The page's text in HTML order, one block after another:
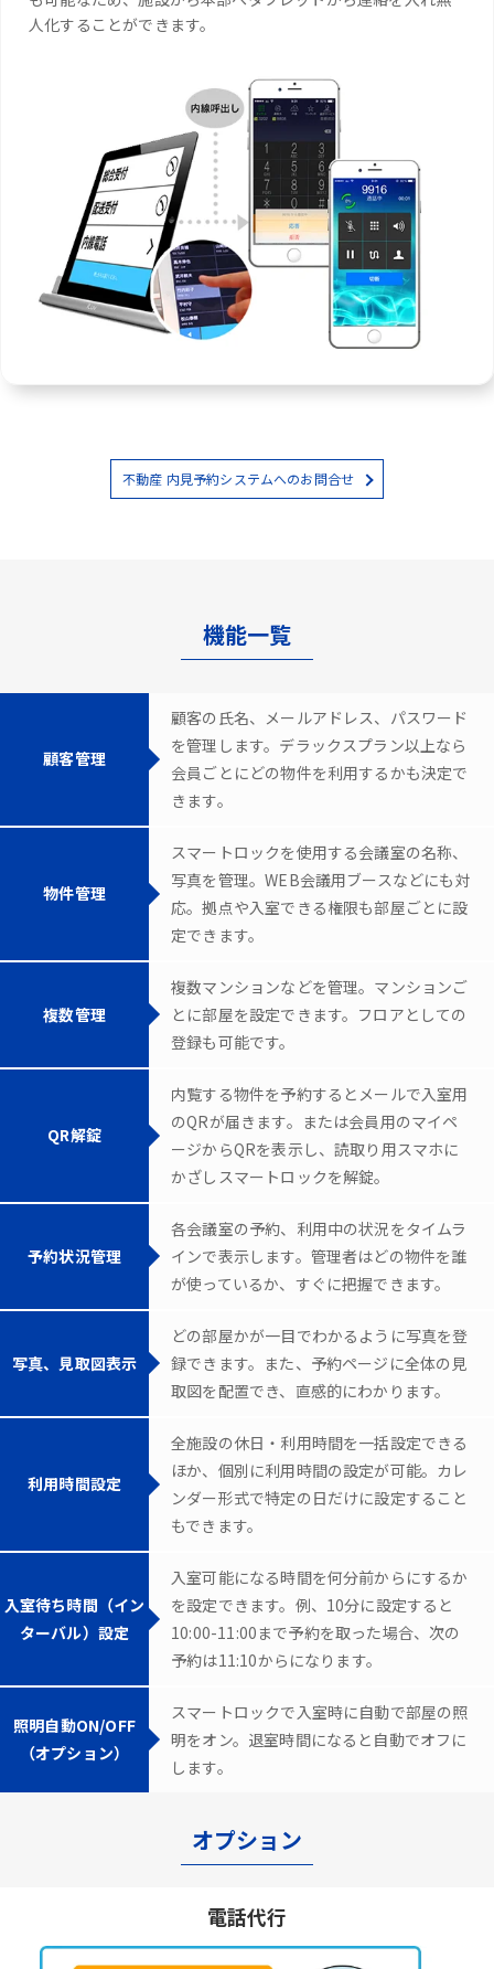
人化することができます。
不動産 内見予約システムへのお問合せ
機能一覧
顧客管理
顧客の氏名、メールアドレス、パスワード
を管理します。デラックスプラン以上なら
会員ごとにどの物件を利用するかも決定で
きます。
物件管理
スマートロックを使用する会議室の名称、
写真を管理。WEB会議用ブースなどにも対
応。拠点や入室できる権限も部屋ごとに設
定できます。
複数管理
複数マンションなどを管理。マンションご
とに部屋を設定できます。フロアとしての
登録も可能です。
QR解錠
内覧する物件を予約するとメールで入室用
のQRが届きます。または会員用のマイペ
ージからQRを表示し、読取り用スマホに
かざしスマートロックを解錠。
予約状況管理
各会議室の予約、利用中の状況をタイムラ
インで表示します。管理者はどの物件を誰
が使っているか、すぐに把握できます。
写真、見取図表示
どの部屋かが一目でわかるように写真を登
録できます。また、予約ページに全体の見
取図を配置でき、直感的にわかります。
利用時間設定
全施設の休日・利用時間を一括設定できる
ほか、個別に利用時間の設定が可能。カレ
ンダー形式で特定の日だけに設定すること
もできます。
入室待ち時間（イン
ターバル）設定
入室可能になる時間を何分前からにするか
を設定できます。例、10分に設定すると
10:00-11:00まで予約を取った場合、次の
予約は11:10からになります。
照明自動ON/OFF
（オプション）
スマートロックで入室時に自動で部屋の照
明をオン。退室時間になると自動でオフに
します。
オプション
電話代行